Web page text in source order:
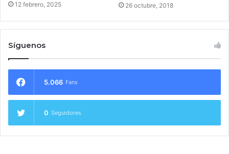
12 febrero, 2025 26 octubre, 2018
Síguenos
5.066 Fans
0 Seguidores